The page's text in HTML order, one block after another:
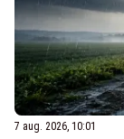
7 aug. 2026, 10:01